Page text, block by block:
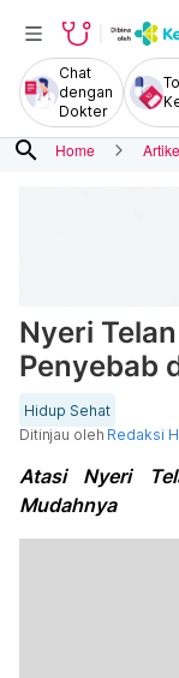
Chat
dengan
Dokter
search Home
Nyeri
Penyebab
Hidup Sehat
Ditinjau oleh Redaksi
Atasi Nyeri
Mudahnya